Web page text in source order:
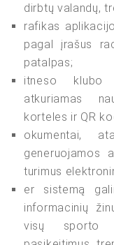
dirbtų valandų,
rafikas
pagal įrašus
patalpas;
itneso klubo
atkuriamas
korteles ir QR
okumentai,
generuojamos
turimus
er sistemą
informacinių
visų sporto